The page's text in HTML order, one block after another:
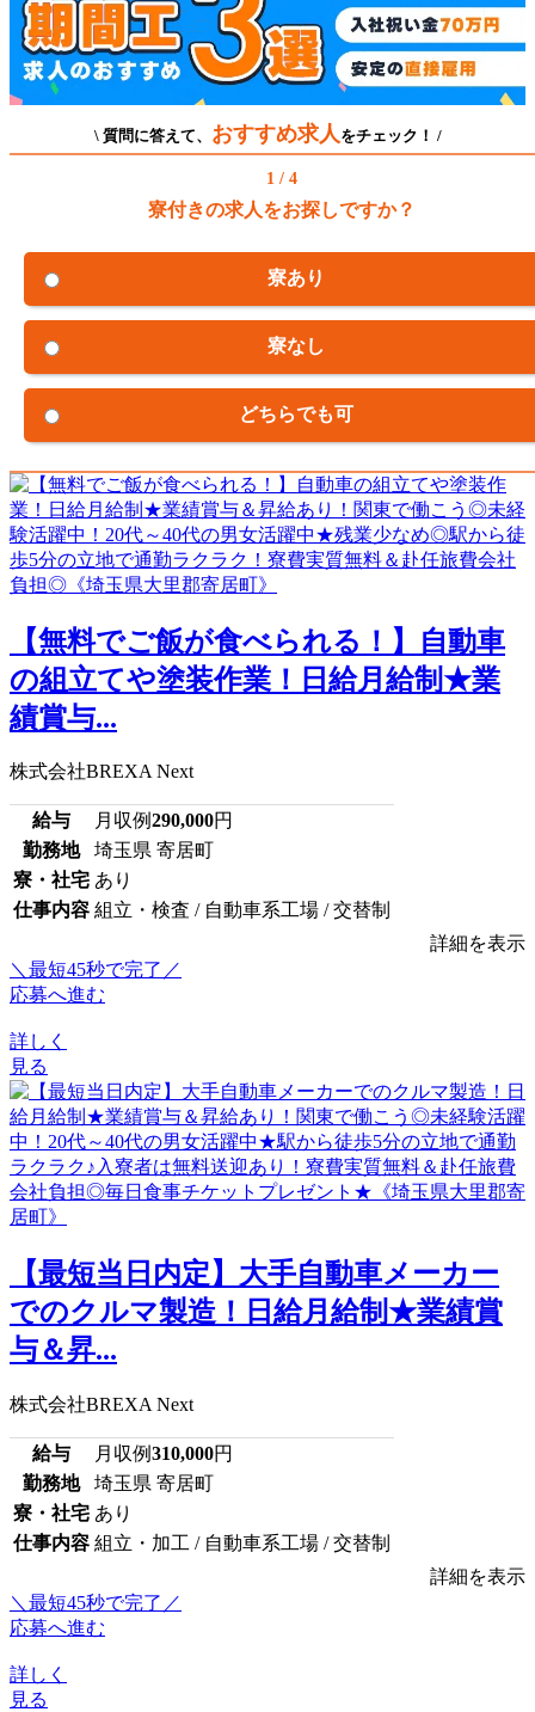
\ 質問に答えて、 おすすめ求人 をチェック！ /
1 / 4
寮付きの求人をお探しですか？
寮あり
寮なし
どちらでも可
【無料でご飯が食べられる！】自動車
の組立てや塗装作業！日給月給制★業
績賞与...
株式会社BREXA Next
給与 月収例290,000円
勤務地
埼玉県 寄居町
寮・社宅 あり
仕事内容 組立・検査 / 自動車系工場 / 交替制
詳細を表示
＼最短45秒で完了／
応募へ進む
詳しく
見る
【最短当日内定】大手自動車メーカー
でのクルマ製造！日給月給制★業績賞
与＆昇...
株式会社BREXA Next
給与 月収例310,000円
勤務地
埼玉県 寄居町
寮・社宅 あり
仕事内容 組立・加工 / 自動車系工場 / 交替制
詳細を表示
＼最短45秒で完了／
応募へ進む
詳しく
見る